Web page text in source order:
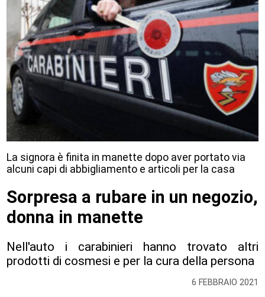
6 FEBBRAIO 2021
La signora è finita in manette dopo aver portato via
alcuni capi di abbigliamento e articoli per la casa
Sorpresa a rubare in un negozio,
donna in manette
Nell'auto i carabinieri hanno trovato altri
prodotti di cosmesi e per la cura della persona